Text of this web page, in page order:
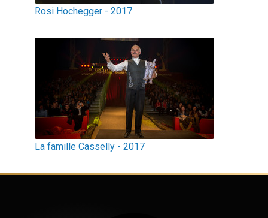
Rosi Hochegger - 2017
La famille Casselly - 2017